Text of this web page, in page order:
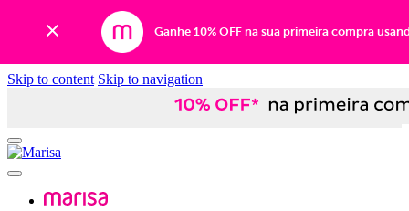
Ganhe 10% OFF na sua primeira compra
Skip to content Skip to navigation